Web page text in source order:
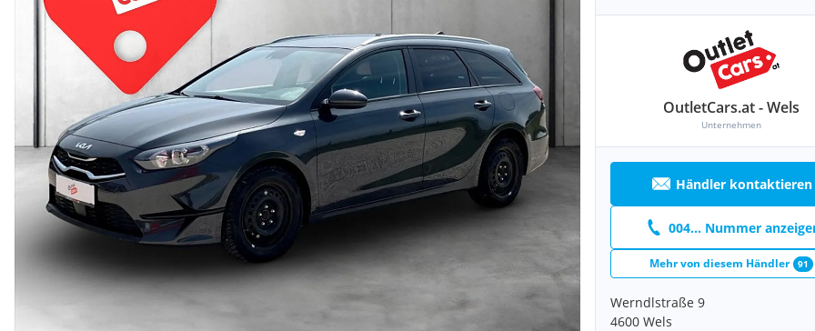
OutletCars.at - Wels
Unternehmen
Händler kontaktieren
004... Nummer
Mehr von diesem Händler 91
Werndlstraße 9
4600 Wels